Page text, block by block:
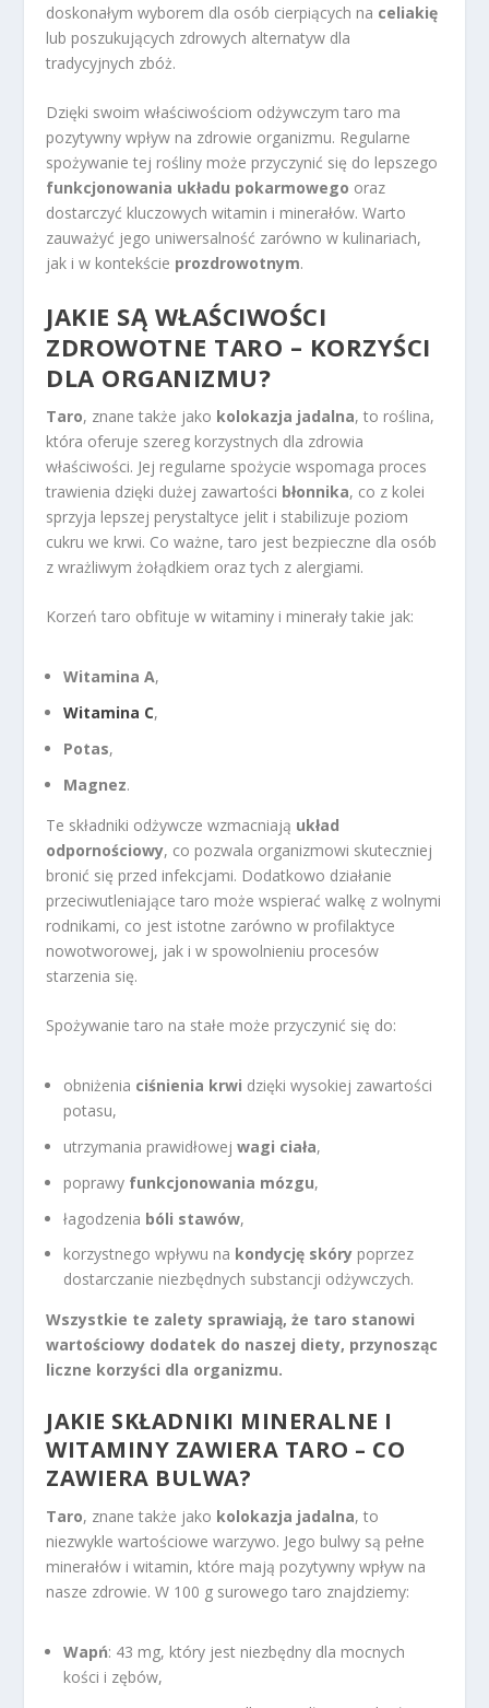
doskonałym wyborem dla osób cierpiących na celiakię
lub poszukujących zdrowych alternatyw dla
tradycyjnych zbóż.
Dzięki swoim właściwościom odżywczym taro ma
pozytywny wpływ na zdrowie organizmu. Regularne
spożywanie tej rośliny może przyczynić się do lepszego
funkcjonowania układu pokarmowego oraz
dostarczyć kluczowych witamin i minerałów. Warto
zauważyć jego uniwersalność zarówno w kulinariach,
jak i w kontekście prozdrowotnym.
JAKIE SĄ WŁAŚCIWOŚCI
ZDROWOTNE TARO – KORZYŚCI
DLA ORGANIZMU?
Taro, znane także jako kolokazja jadalna, to roślina,
która oferuje szereg korzystnych dla zdrowia
właściwości. Jej regularne spożycie wspomaga proces
trawienia dzięki dużej zawartości błonnika, co z kolei
sprzyja lepszej perystaltyce jelit i stabilizuje poziom
cukru we krwi. Co ważne, taro jest bezpieczne dla osób
z wrażliwym żołądkiem oraz tych z alergiami.
Korzeń taro obfituje w witaminy i minerały takie jak:
Witamina A,
Witamina C,
Potas,
Magnez.
Te składniki odżywcze wzmacniają układ
odpornościowy, co pozwala organizmowi skuteczniej
bronić się przed infekcjami. Dodatkowo działanie
przeciwutleniające taro może wspierać walkę z wolnymi
rodnikami, co jest istotne zarówno w profilaktyce
nowotworowej, jak i w spowolnieniu procesów
starzenia się.
Spożywanie taro na stałe może przyczynić się do:
obniżenia ciśnienia krwi dzięki wysokiej zawartości
potasu,
utrzymania prawidłowejwagi ciała,
poprawy funkcjonowania mózgu,
łagodzenia bóli stawów,
korzystnego wpływu na kondycję skóry poprzez
dostarczanie niezbędnych substancji odżywczych.
Wszystkie te zalety sprawiają, że taro stanowi
wartościowy dodatek do naszej diety, przynosząc
liczne korzyści dla organizmu.
JAKIE SKŁADNIKI MINERALNE I
WITAMINY ZAWIERA TARO – CO
ZAWIERA BULWA?
Taro, znane także jako kolokazja jadalna, to
niezwykle wartościowe warzywo. Jego bulwy są pełne
minerałów i witamin, które mają pozytywny wpływ na
nasze zdrowie. W 100 g surowego taro znajdziemy:
Wapń: 43 mg, który jest niezbędny dla mocnych
kości i zębów,